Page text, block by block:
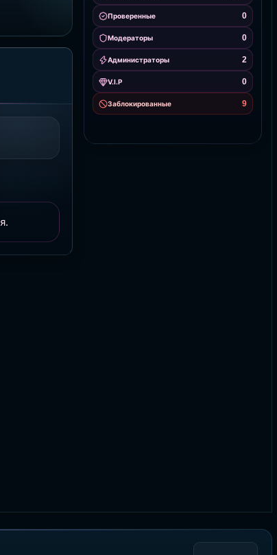
Проверенные 0
Модераторы 0
Администраторы 2
V.I.P 0
Заблокированные 9